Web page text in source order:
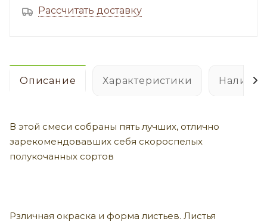
Рассчитать доставку
Описание Характеристики
В этой смеси собраны пять лучших, отлично
зарекомендовавших себя скороспелых
полукочанных сортов
Рзличная окраска и форма листьев. Листья